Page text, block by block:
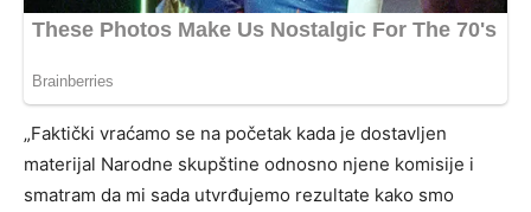
„Faktički vraćamo se na početak kada je dostavljen
materijal Narodne skupštine odnosno njene komisije i
smatram da mi sada utvrđujemo rezultate kako smo